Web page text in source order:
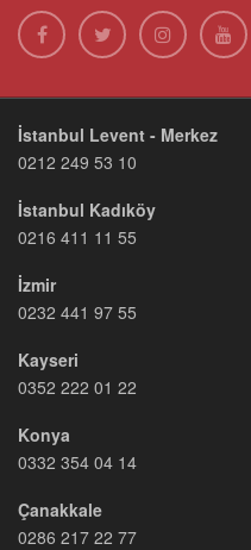
İstanbul Levent - Merkez
0212 249 53 10
İstanbul Kadıköy
0216 411 11 55
İzmir
0232 441 97 55
Kayseri
0352 222 01 22
Konya
0332 354 04 14
Çanakkale
0286 217 22 77